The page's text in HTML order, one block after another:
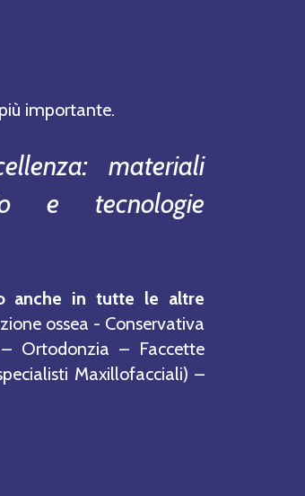
importante.
materiali
e tecnologie
anche in tutte le altre
ossea - Conservativa
Ortodonzia – Faccette
Maxillofacciali) –